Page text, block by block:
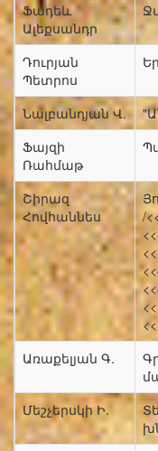
Ֆադեև
Ալեքսանդր
Դուրյան
Պետրոս
Նալբանդյան Վ.
Ֆայզի
Ռահմաթ
Շիրազ
Հովհաննես
/
Առաքելյան Գ.
Մեշչերսկի Ի.